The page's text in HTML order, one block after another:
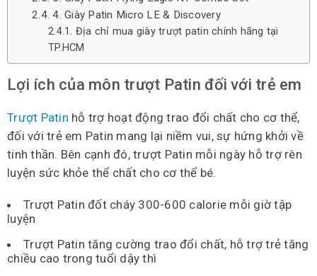
4. Giày Patin Micro LE & Discovery
Địa chỉ mua giày trượt patin chính hãng tại
TP.HCM
Lợi ích của môn trượt Patin đối với trẻ em
Trượt Patin hỗ trợ hoạt động trao đổi chất cho cơ thể,
đối với trẻ em Patin mang lại niềm vui, sự hứng khởi về
tinh thần. Bên cạnh đó, trượt Patin mỗi ngày hỗ trợ rèn
luyện sức khỏe thể chất cho cơ thể bé.
Trượt Patin đốt cháy 300-600 calorie mỗi giờ tập
luyện
Trượt Patin tăng cường trao đổi chất, hỗ trợ trẻ tăng
chiều cao trong tuổi dậy thì